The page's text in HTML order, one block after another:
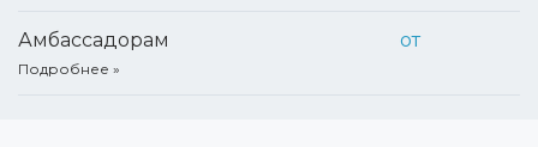
Амбассадорам от
Подробнее